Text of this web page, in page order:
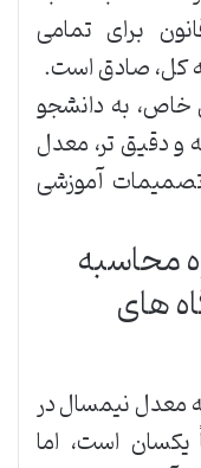
برای تمامی
کل، صادق است.
خاص، به دانشجو
و دقیق تر، معدل
آموزشی
محاسبه
های
معدل نیمسال در
یکسان است، اما